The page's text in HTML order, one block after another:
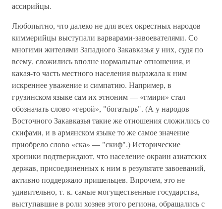
ассирийцы.
Любопытно, что далеко не для всех окрестных народов
киммерийцы выступали варварами-завоевателями. Со
многими жителями Западного Закавказья у них, судя по
всему, сложились вполне нормальные отношения, и
какая-то часть местного населения выражала к ним
искреннее уважение и симпатию. Например, в
грузинском языке сам их этноним — «гмири» стал
обозначать слово «герой», "богатырь". (А у народов
Восточного Закавказья такие же отношения сложились со
скифами, и в армянском языке то же самое значение
приобрело слово «ска» — "скиф".) Исторические
хроники подтверждают, что население окраин азиатских
держав, присоединенных к ним в результате завоеваний,
активно поддержало пришельцев. Впрочем, это не
удивительно, т. к. самые могущественные государства,
выступавшие в роли хозяев этого региона, обращались с